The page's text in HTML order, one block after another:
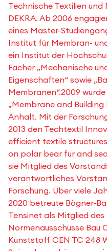
Technische Textilien
DEKRA. Ab 2006
eines Master-
Institut für Membran-
ein Institut der
Fächer „Mechanische
Eigenschaften“ sowie
Membranen“.2009
„Membrane and
Anhalt. Mit der
2013 den Techtextil
efficient textile
on polar bear fur and
sie Mitglied des
verantwortliches
Forschung. Über viele
2020 betreute Bögner-
Tensinet als Mitglied
Normenausschüsse Bau
Kunststoff CEN TC 248